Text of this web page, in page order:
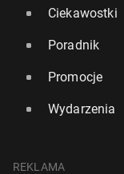
Ciekawostki
Poradnik
Promocje
Wydarzenia
REKLAMA